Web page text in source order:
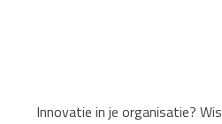
Innovatie in je organisatie?